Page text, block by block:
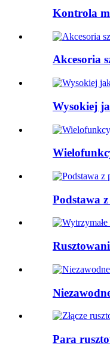
Kontrola
Akcesoria
Wysokiej
Podstawa
Para